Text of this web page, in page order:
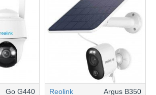
Go G440 Reolink Argus B350